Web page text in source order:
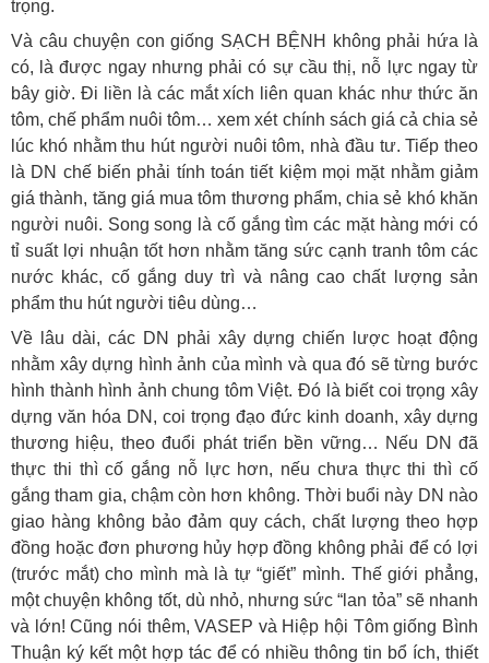
trọng.
Và câu chuyện con giống SẠCH BỆNH không phải hứa là
có, là được ngay nhưng phải có sự cầu thị, nỗ lực ngay từ
bây giờ. Đi liền là các mắt xích liên quan khác như thức ăn
tôm, chế phẩm nuôi tôm… xem xét chính sách giá cả chia sẻ
lúc khó nhằm thu hút người nuôi tôm, nhà đầu tư. Tiếp theo
là DN chế biến phải tính toán tiết kiệm mọi mặt nhằm giảm
giá thành, tăng giá mua tôm thương phẩm, chia sẻ khó khăn
người nuôi. Song song là cố gắng tìm các mặt hàng mới có
tỉ suất lợi nhuận tốt hơn nhằm tăng sức cạnh tranh tôm các
nước khác, cố gắng duy trì và nâng cao chất lượng sản
phẩm thu hút người tiêu dùng…
Về lâu dài, các DN phải xây dựng chiến lược hoạt động
nhằm xây dựng hình ảnh của mình và qua đó sẽ từng bước
hình thành hình ảnh chung tôm Việt. Đó là biết coi trọng xây
dựng văn hóa DN, coi trọng đạo đức kinh doanh, xây dựng
thương hiệu, theo đuổi phát triển bền vững… Nếu DN đã
thực thi thì cố gắng nỗ lực hơn, nếu chưa thực thi thì cố
gắng tham gia, chậm còn hơn không. Thời buổi này DN nào
giao hàng không bảo đảm quy cách, chất lượng theo hợp
đồng hoặc đơn phương hủy hợp đồng không phải để có lợi
(trước mắt) cho mình mà là tự “giết” mình. Thế giới phẳng,
một chuyện không tốt, dù nhỏ, nhưng sức “lan tỏa” sẽ nhanh
và lớn! Cũng nói thêm, VASEP và Hiệp hội Tôm giống Bình
Thuận ký kết một hợp tác để có nhiều thông tin bổ ích, thiết